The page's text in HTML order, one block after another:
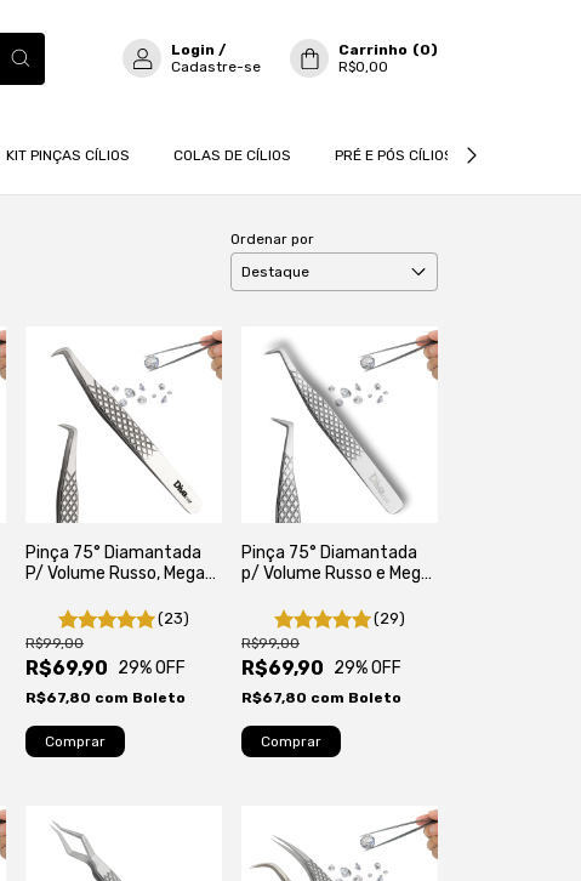
Login /
Cadastre-se
Carrinho (0)
R$0,00
KIT PINÇAS CÍLIOS COLAS DE CÍLIOS PRÉ E PÓS CÍLIOS
Ordenar por
Pinça 75° Diamantada
P/ Volume Russo, Mega
Tecnológicos
(23)
R$69,90
R$99,00
29% OFF
R$67,80 com Boleto
Pinça 75° Diamantada
p/ Volume Russo e Mega
(29)
R$69,90
R$99,00
29% OFF
R$67,80 com Boleto